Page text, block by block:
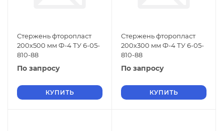
Стержень фторопласт
200х500 мм Ф-4 ТУ 6-05-
810-88
По запросу
КУПИТЬ
Стержень фторопласт
200х300 мм Ф-4 ТУ 6-05-
810-88
По запросу
КУПИТЬ